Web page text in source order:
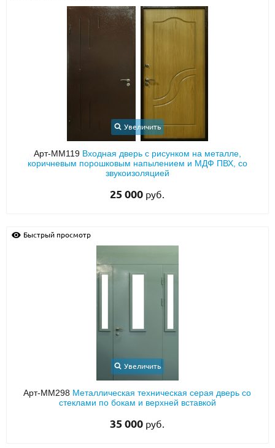
Увеличить
Арт-ММ119 Входная дверь с рисунком на металле,
коричневым порошковым напылением и МДФ ПВХ, со
звукоизоляцией
25 000 руб.
Быстрый просмотр
Увеличить
Арт-ММ298 Металлическая техническая серая дверь со
стеклами по бокам и верхней вставкой
35 000 руб.